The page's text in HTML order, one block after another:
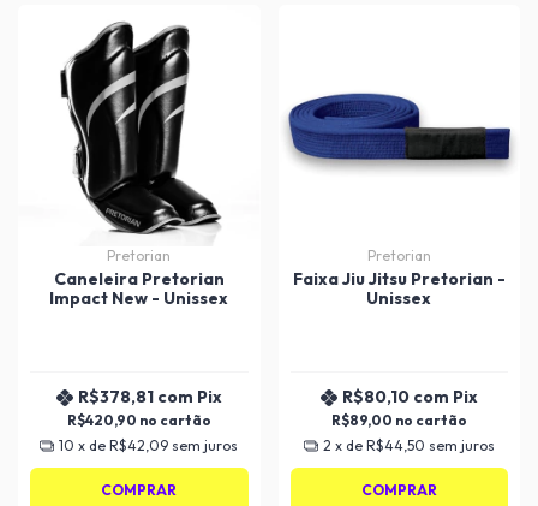
Pretorian
Caneleira Pretorian
Impact New - Unissex
R$420,90
R$378,81 com Pix
10 x deR$42,09 sem juros
COMPRAR
Pretorian
Faixa Jiu Jitsu Pretorian -
Unissex
R$89,00
R$80,10 com Pix
2 x de R$44,50 sem juros
COMPRAR